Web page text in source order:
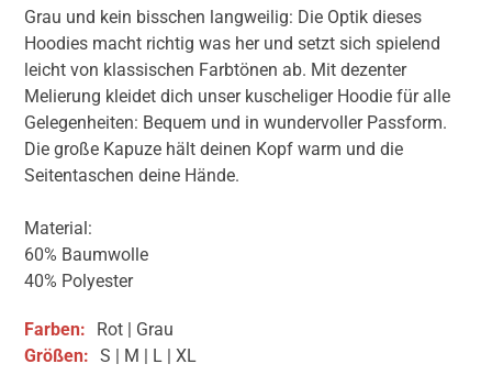
Grau und kein bisschen langweilig: Die Optik dieses
Hoodies macht richtig was her und setzt sich spielend
leicht von klassischen Farbtönen ab. Mit dezenter
Melierung kleidet dich unser kuscheliger Hoodie für alle
Gelegenheiten: Bequem und in wundervoller Passform.
Die große Kapuze hält deinen Kopf warm und die
Seitentaschen deine Hände.
Material:
60% Baumwolle
40% Polyester
Farben:
Rot | Grau
Größen: S | M | L | XL